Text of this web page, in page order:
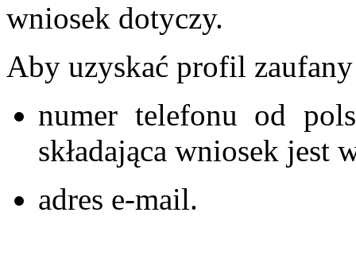
wniosek dotyczy.
Aby uzyskać profil
numer telefonu od
składająca wniosek jest
adres e-mail.